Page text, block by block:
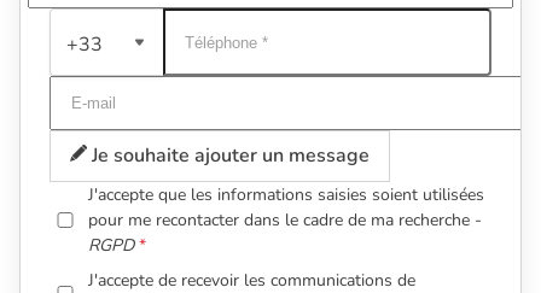
+33
Je souhaite ajouter un message
J'accepte que les informations saisies soient utilisées
pour me recontacter dans le cadre de ma recherche -
RGPD
J'accepte de recevoir les communications de